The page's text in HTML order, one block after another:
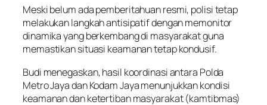
Meski belum ada pemberitahuan resmi, polisi tetap
melakukan langkah antisipatif dengan memonitor
dinamika yang berkembang di masyarakat guna
memastikan situasi keamanan tetap kondusif.
Budi menegaskan, hasil koordinasi antara Polda
Metro Jaya dan Kodam Jaya menunjukkan kondisi
keamanan dan ketertiban masyarakat (kamtibmas)